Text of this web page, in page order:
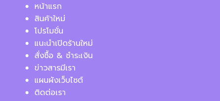
หน้าแรก
สินค้าใหม่
โปรโมชั่น
แนะนำเปิดร้านใหม่
สั่งซื้อ & ชำระเงิน
ข่าวสารมีเรา
แผนผังเว็บไซต์
ติดต่อเรา